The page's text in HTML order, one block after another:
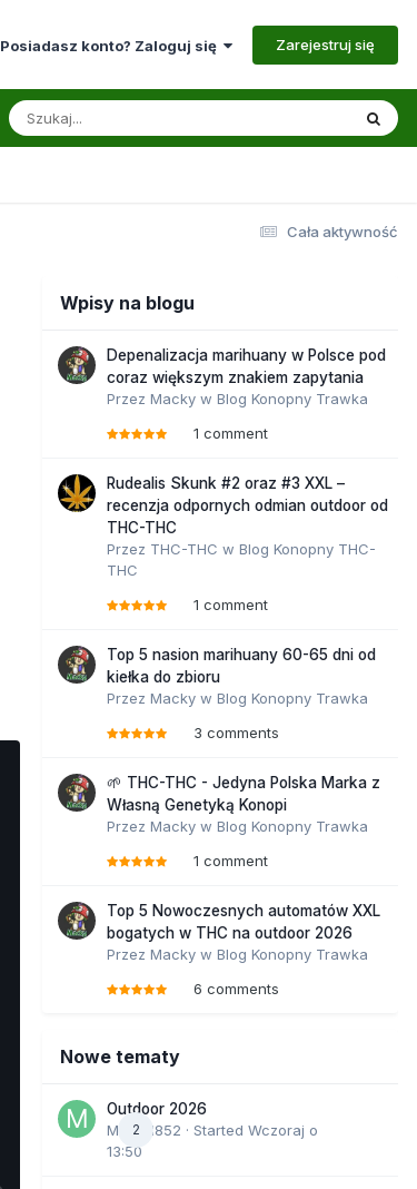
Posiadasz konto? Zaloguj się Zarejestruj się
Cała aktywność
Wpisy na blogu
Depenalizacja marihuany w Polsce pod
coraz większym znakiem zapytania
Przez Macky w Blog Konopny Trawka
1 comment
Rudealis Skunk #2 oraz #3 XXL –
recenzja odpornych odmian outdoor od
THC-THC
Przez THC-THC w Blog Konopny THC-
THC
1 comment
Top 5 nasion marihuany 60-65 dni od
kiełka do zbioru
Przez Macky w Blog Konopny Trawka
3 comments
🌱 THC-THC - Jedyna Polska Marka z
Własną Genetyką Konopi
Przez Macky w Blog Konopny Trawka
1 comment
Top 5 Nowoczesnych automatów XXL
bogatych w THC na outdoor 2026
Przez Macky w Blog Konopny Trawka
6 comments
Nowe tematy
2
Outdoor 2026
Marcel852 · Started Wczoraj o
13:50